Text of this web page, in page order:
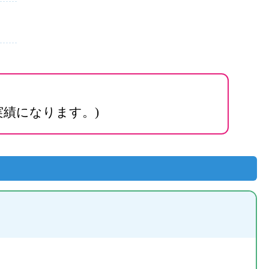
になります。)